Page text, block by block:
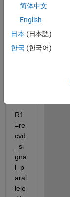
nal
_pa
ele
d(1:
R1
=re
cvd
_si
gna
l_p
aral
lele
简体中文
English
日本 (日本語)
한국 (한국어)